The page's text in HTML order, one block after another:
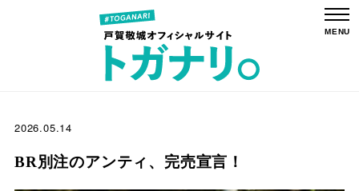
2026.05.14
BR別注のアンティ、完売宣言！